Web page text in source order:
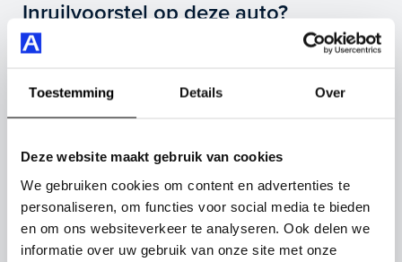
Toestemming Details Over
Deze website maakt gebruik van cookies
We gebruiken cookies om content en advertenties te
personaliseren, om functies voor social media te bieden
en om ons websiteverkeer te analyseren. Ook delen we
informatie over uw gebruik van onze site met onze
carplay/android auto, cruise control adaptief met
stop&go, dodehoekdetectie met correctie en nog veel
Maak snel een afspraak in de showroom of bestel hem
direct online.
Inruilvoorstel op deze auto?
Vul hier je gegevens in en vergeet niet foto's van je
Kenteken huidige auto
Inruilvoorstel aanvragen